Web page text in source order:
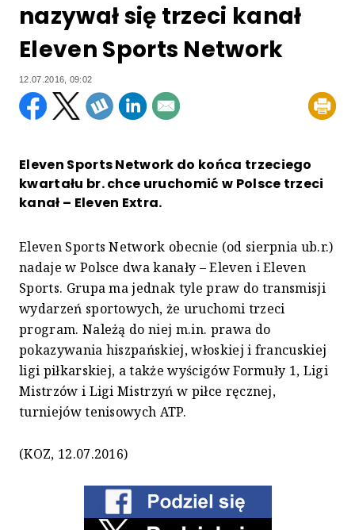
nazywał się trzeci kanał
Eleven Sports Network
12.07.2016, 09:02
Eleven Sports Network do końca trzeciego
kwartału br. chce uruchomić w Polsce trzeci
kanał – Eleven Extra.
Eleven Sports Network obecnie (od sierpnia ub.r.)
nadaje w Polsce dwa kanały – Eleven i Eleven
Sports. Grupa ma jednak tyle praw do transmisji
wydarzeń sportowych, że uruchomi trzeci
program. Należą do niej m.in. prawa do
pokazywania hiszpańskiej, włoskiej i francuskiej
ligi piłkarskiej, a także wyścigów Formuły 1, Ligi
Mistrzów i Ligi Mistrzyń w piłce ręcznej,
turniejów tenisowych ATP.
(KOZ, 12.07.2016)